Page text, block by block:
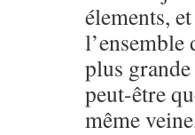
élements,
l’ensemble
plus
peut-être
même